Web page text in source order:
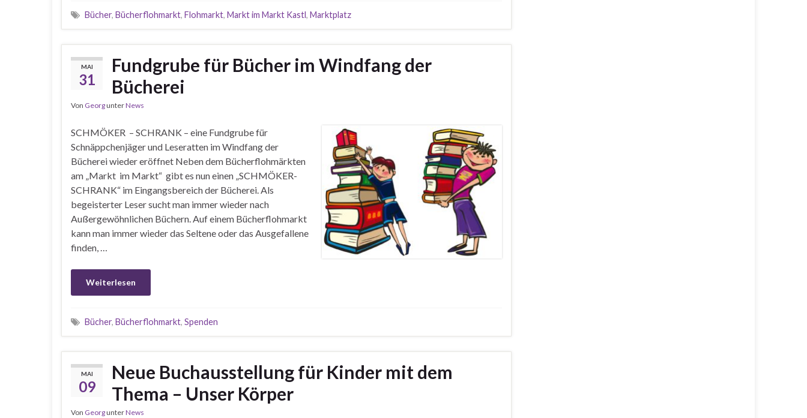
Bücher, Bücherflohmarkt, Flohmarkt, Markt im Markt Kastl, Marktplatz
MAI
31
Fundgrube für Bücher im Windfang der
Bücherei
Von GeorgunterNews
SCHMÖKER – SCHRANK – eine Fundgrube für
Schnäppchenjäger und Leseratten im Windfang der
Bücherei wieder eröffnet Neben dem Bücherflohmärkten
am „Markt im Markt“ gibt es nun einen „SCHMÖKER-
SCHRANK“ im Eingangsbereich der Bücherei. Als
begeisterter Leser sucht man immer wieder nach
Außergewöhnlichen Büchern. Auf einem Bücherflohmarkt
kann man immer wieder das Seltene oder das Ausgefallene
finden, …
Weiterlesen
Bücher, Bücherflohmarkt, Spenden
MAI
09
Neue Buchausstellung für Kinder mit dem
Thema – Unser Körper
Von GeorgunterNews